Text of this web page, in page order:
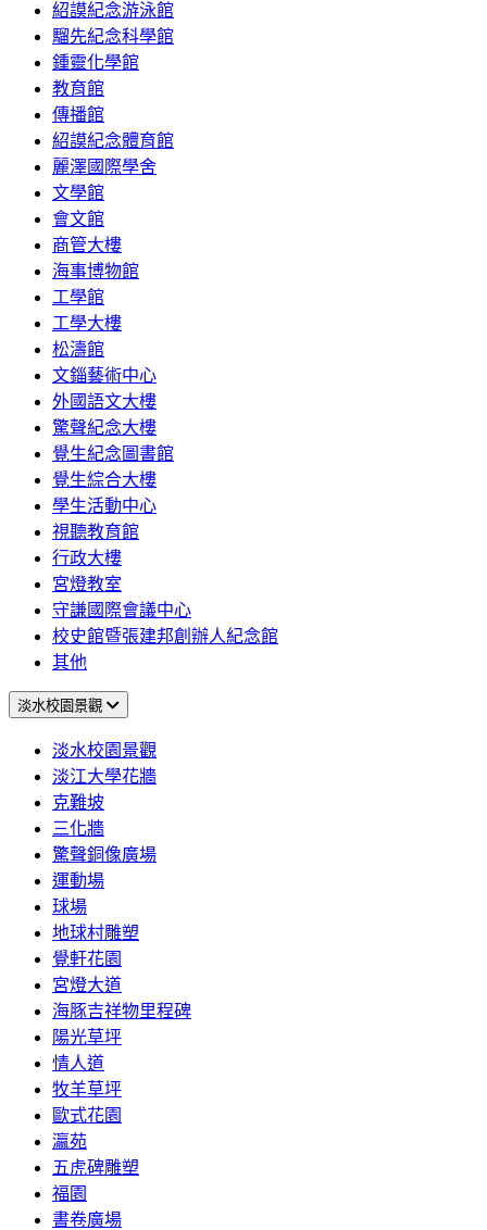
紹謨紀念游泳館
騮先紀念科學館
鍾靈化學館
教育館
傳播館
紹謨紀念體育館
麗澤國際學舍
文學館
會文館
商管大樓
海事博物館
工學館
工學大樓
松濤館
文錙藝術中心
外國語文大樓
驚聲紀念大樓
覺生紀念圖書館
覺生綜合大樓
學生活動中心
視聽教育館
行政大樓
宮燈教室
守謙國際會議中心
校史館暨張建邦創辦人紀念館
其他
淡水校園景觀
淡水校園景觀
淡江大學花牆
克難坡
三化牆
驚聲銅像廣場
運動場
球場
地球村雕塑
覺軒花園
宮燈大道
海豚吉祥物里程碑
陽光草坪
情人道
牧羊草坪
歐式花園
瀛苑
五虎碑雕塑
福園
書卷廣場